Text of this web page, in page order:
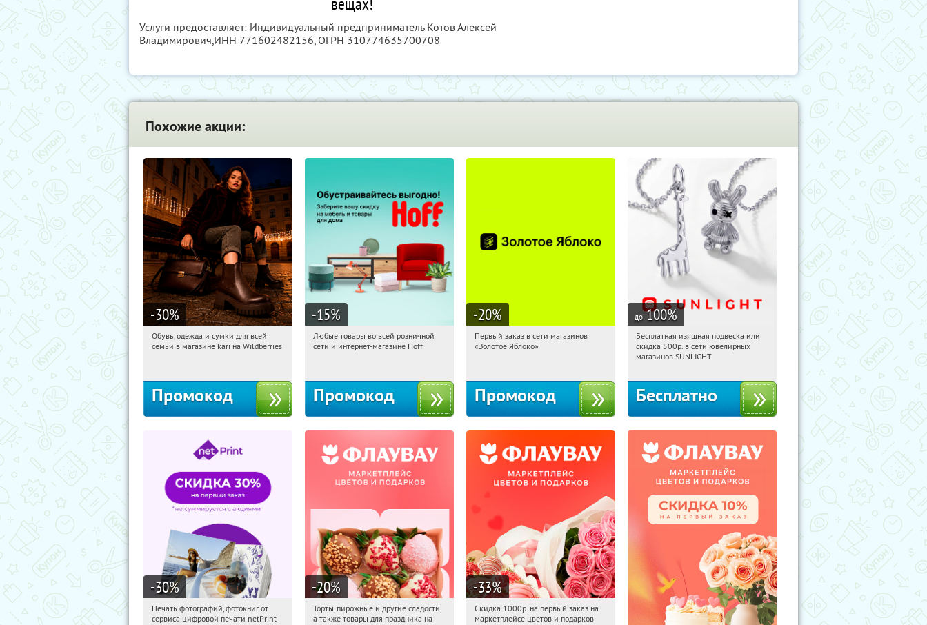
Услуги предоставляет: Индивидуальный предприниматель Котов Алексей
Владимирович,ИНН 771602482156, ОГРН 310774635700708
Похожие акции:
-30%
14:57:27 Получили:
Обувь, одежда и сумки для всей
семьи в магазине kari на Wildberries
Промокод
-15%
14:57:27 Получили:
Любые товары во всей розничной
сети и интернет-магазине Hoff
Промокод
-20%
14:57:27
Получи первым!
Первый заказ в сети магазинов
«Золотое Яблоко»
Промокод
до 100%
14:57:27 Получили:
Россия
Бесплатная изящная подвеска или
скидка 500р. в сети ювелирных
магазинов SUNLIGHT
Бесплатно
-30%
14:57:27 Получили:
Печать фотографий, фотокниг от
сервиса цифровой печати netPrint
-20%
14:57:27 Получили:
Торты, пирожные и другие сладости,
а также товары для праздника на
-33%
14:57:27 Получили:
Скидка 1000р. на первый заказ на
маркетплейсе цветов и подарков